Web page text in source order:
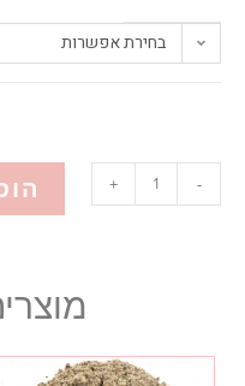
בחירת אפשרות
-
+